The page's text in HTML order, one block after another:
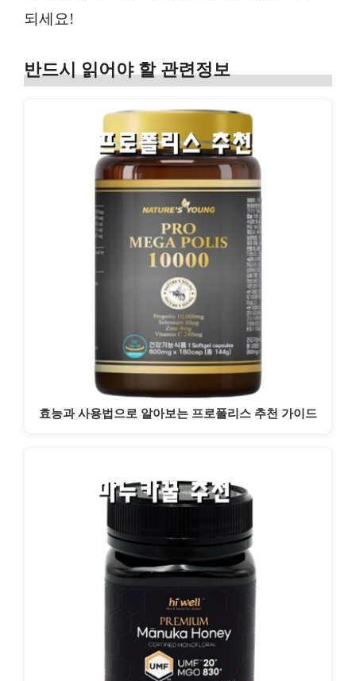
되세요!
반드시 읽어야 할 관련정보
효능과 사용법으로 알아보는 프로폴리스 추천 가이드